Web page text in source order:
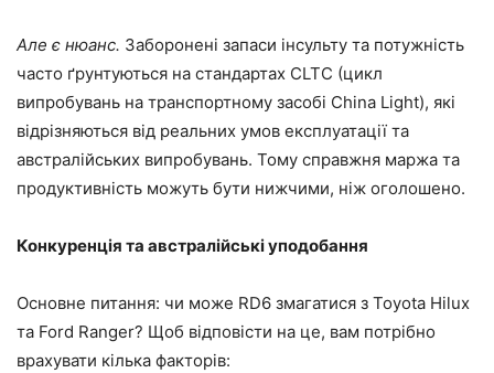
Але є нюанс. Заборонені запаси інсульту та потужність
часто ґрунтуються на стандартах CLTC (цикл
випробувань на транспортному засобі China Light), які
відрізняються від реальних умов експлуатації та
австралійських випробувань. Тому справжня маржа та
продуктивність можуть бути нижчими, ніж оголошено.
Конкуренція та австралійські уподобання
Основне питання: чи може RD6 змагатися з Toyota Hilux
та Ford Ranger? Щоб відповісти на це, вам потрібно
врахувати кілька факторів: